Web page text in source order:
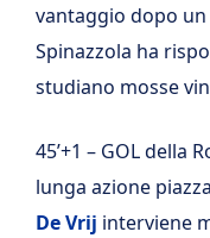
vantaggio dopo
Spinazzola ha
studiano mosse
45’+1 – GOL della
lunga azione
De Vrij interviene